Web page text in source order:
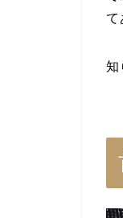
て
知